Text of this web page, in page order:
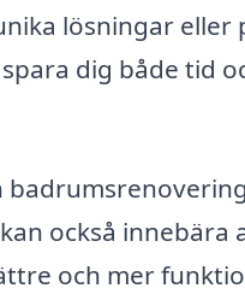
lösningar eller
dig både tid
också innebära
och mer